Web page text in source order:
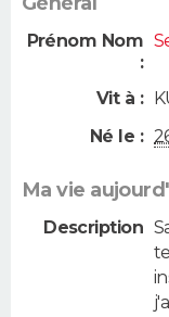
Prénom Nom
:
Vit à :
Né le :
Ma vie
Description